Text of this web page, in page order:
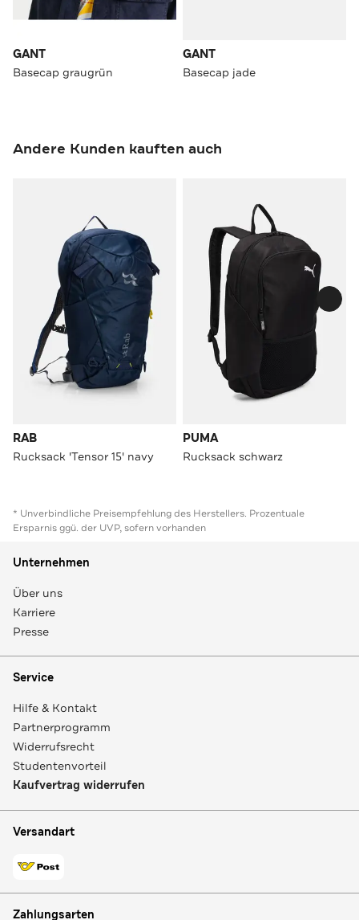
GANT
Basecap graugrün
GANT
Basecap jade
Andere Kunden kauften auch
RAB
Rucksack 'Tensor 15' navy
PUMA
Rucksack schwarz
* Unverbindliche Preisempfehlung des Herstellers. Prozentuale
Ersparnis ggü. der UVP, sofern vorhanden
Unternehmen
Über uns
Karriere
Presse
Service
Hilfe & Kontakt
Partnerprogramm
Widerrufsrecht
Studentenvorteil
Kaufvertrag widerrufen
Versandart
Zahlungsarten